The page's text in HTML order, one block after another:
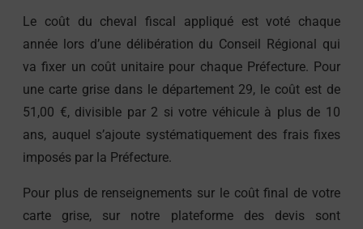
Le coût du cheval fiscal appliqué est voté chaque
année lors d’une délibération du Conseil Régional qui
va fixer un coût unitaire pour chaque Préfecture. Pour
une carte grise dans le département 29, le coût est de
51,00 €, divisible par 2 si votre véhicule à plus de 10
ans, auquel s’ajoute systématiquement des frais fixes
imposés par la Préfecture.
Pour plus de renseignements sur le coût final de votre
carte grise, sur notre plateforme des devis sont